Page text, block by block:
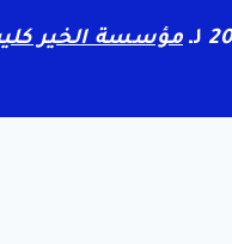
لـمؤسسة الخير